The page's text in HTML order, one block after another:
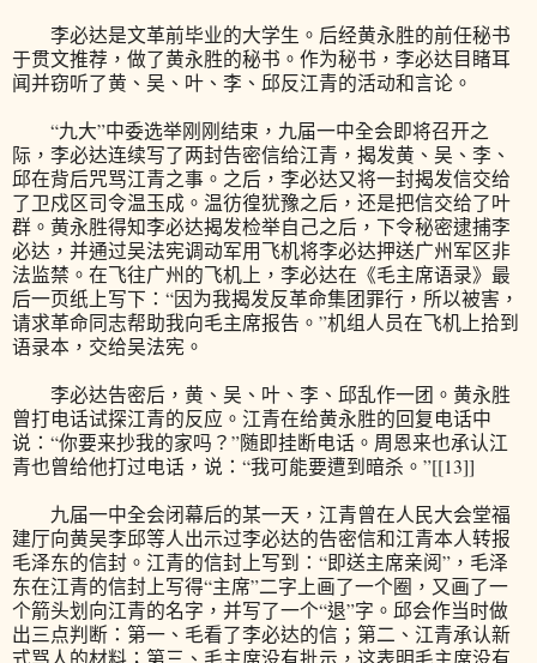
李必达是文革前毕业的大学生。后经黄永胜的前任秘书
于贯文推荐，做了黄永胜的秘书。作为秘书，李必达目睹耳
闻并窃听了黄、吴、叶、李、邱反江青的活动和言论。
“九大”中委选举刚刚结束，九届一中全会即将召开之
际，李必达连续写了两封告密信给江青，揭发黄、吴、李、
邱在背后咒骂江青之事。之后，李必达又将一封揭发信交给
了卫戍区司令温玉成。温彷徨犹豫之后，还是把信交给了叶
群。黄永胜得知李必达揭发检举自己之后，下令秘密逮捕李
必达，并通过吴法宪调动军用飞机将李必达押送广州军区非
法监禁。在飞往广州的飞机上，李必达在《毛主席语录》最
后一页纸上写下：“因为我揭发反革命集团罪行，所以被害，
请求革命同志帮助我向毛主席报告。”机组人员在飞机上拾到
语录本，交给吴法宪。
李必达告密后，黄、吴、叶、李、邱乱作一团。黄永胜
曾打电话试探江青的反应。江青在给黄永胜的回复电话中
说：“你要来抄我的家吗？”随即挂断电话。周恩来也承认江
青也曾给他打过电话，说：“我可能要遭到暗杀。”[[13]]
九届一中全会闭幕后的某一天，江青曾在人民大会堂福
建厅向黄吴李邱等人出示过李必达的告密信和江青本人转报
毛泽东的信封。江青的信封上写到：“即送主席亲阅”，毛泽
东在江青的信封上写得“主席”二字上画了一个圈，又画了一
个箭头划向江青的名字，并写了一个“退”字。邱会作当时做
出三点判断：第一、毛看了李必达的信；第二、江青承认新
式骂人的材料；第三、毛主席没有批示，这表明毛主席没有